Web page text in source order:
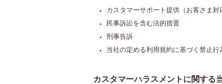
カスタマーサポート提供（お客さま対
民事訴訟を含む法的措置
刑事告訴
当社の定める利用規約に基づく禁止
カスタマーハラスメントに関する